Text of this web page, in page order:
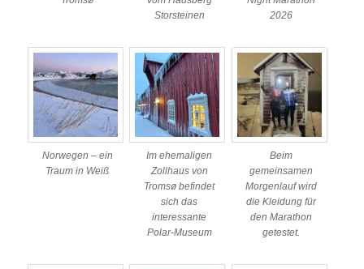
Storsteinen
2026
Norwegen – ein
Traum in Weiß
Im ehemaligen
Zollhaus von
Tromsø befindet
sich das
interessante
Polar-Museum
Beim
gemeinsamen
Morgenlauf wird
die Kleidung für
den Marathon
getestet.